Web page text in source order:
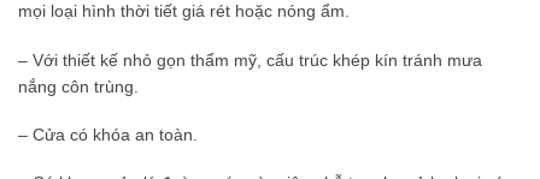
mọi loại hình thời tiết giá rét hoặc nóng ẩm.
– Với thiết kế nhỏ gọn thẩm mỹ, cấu trúc khép kín tránh mưa
nắng côn trùng.
– Cửa có khóa an toàn.